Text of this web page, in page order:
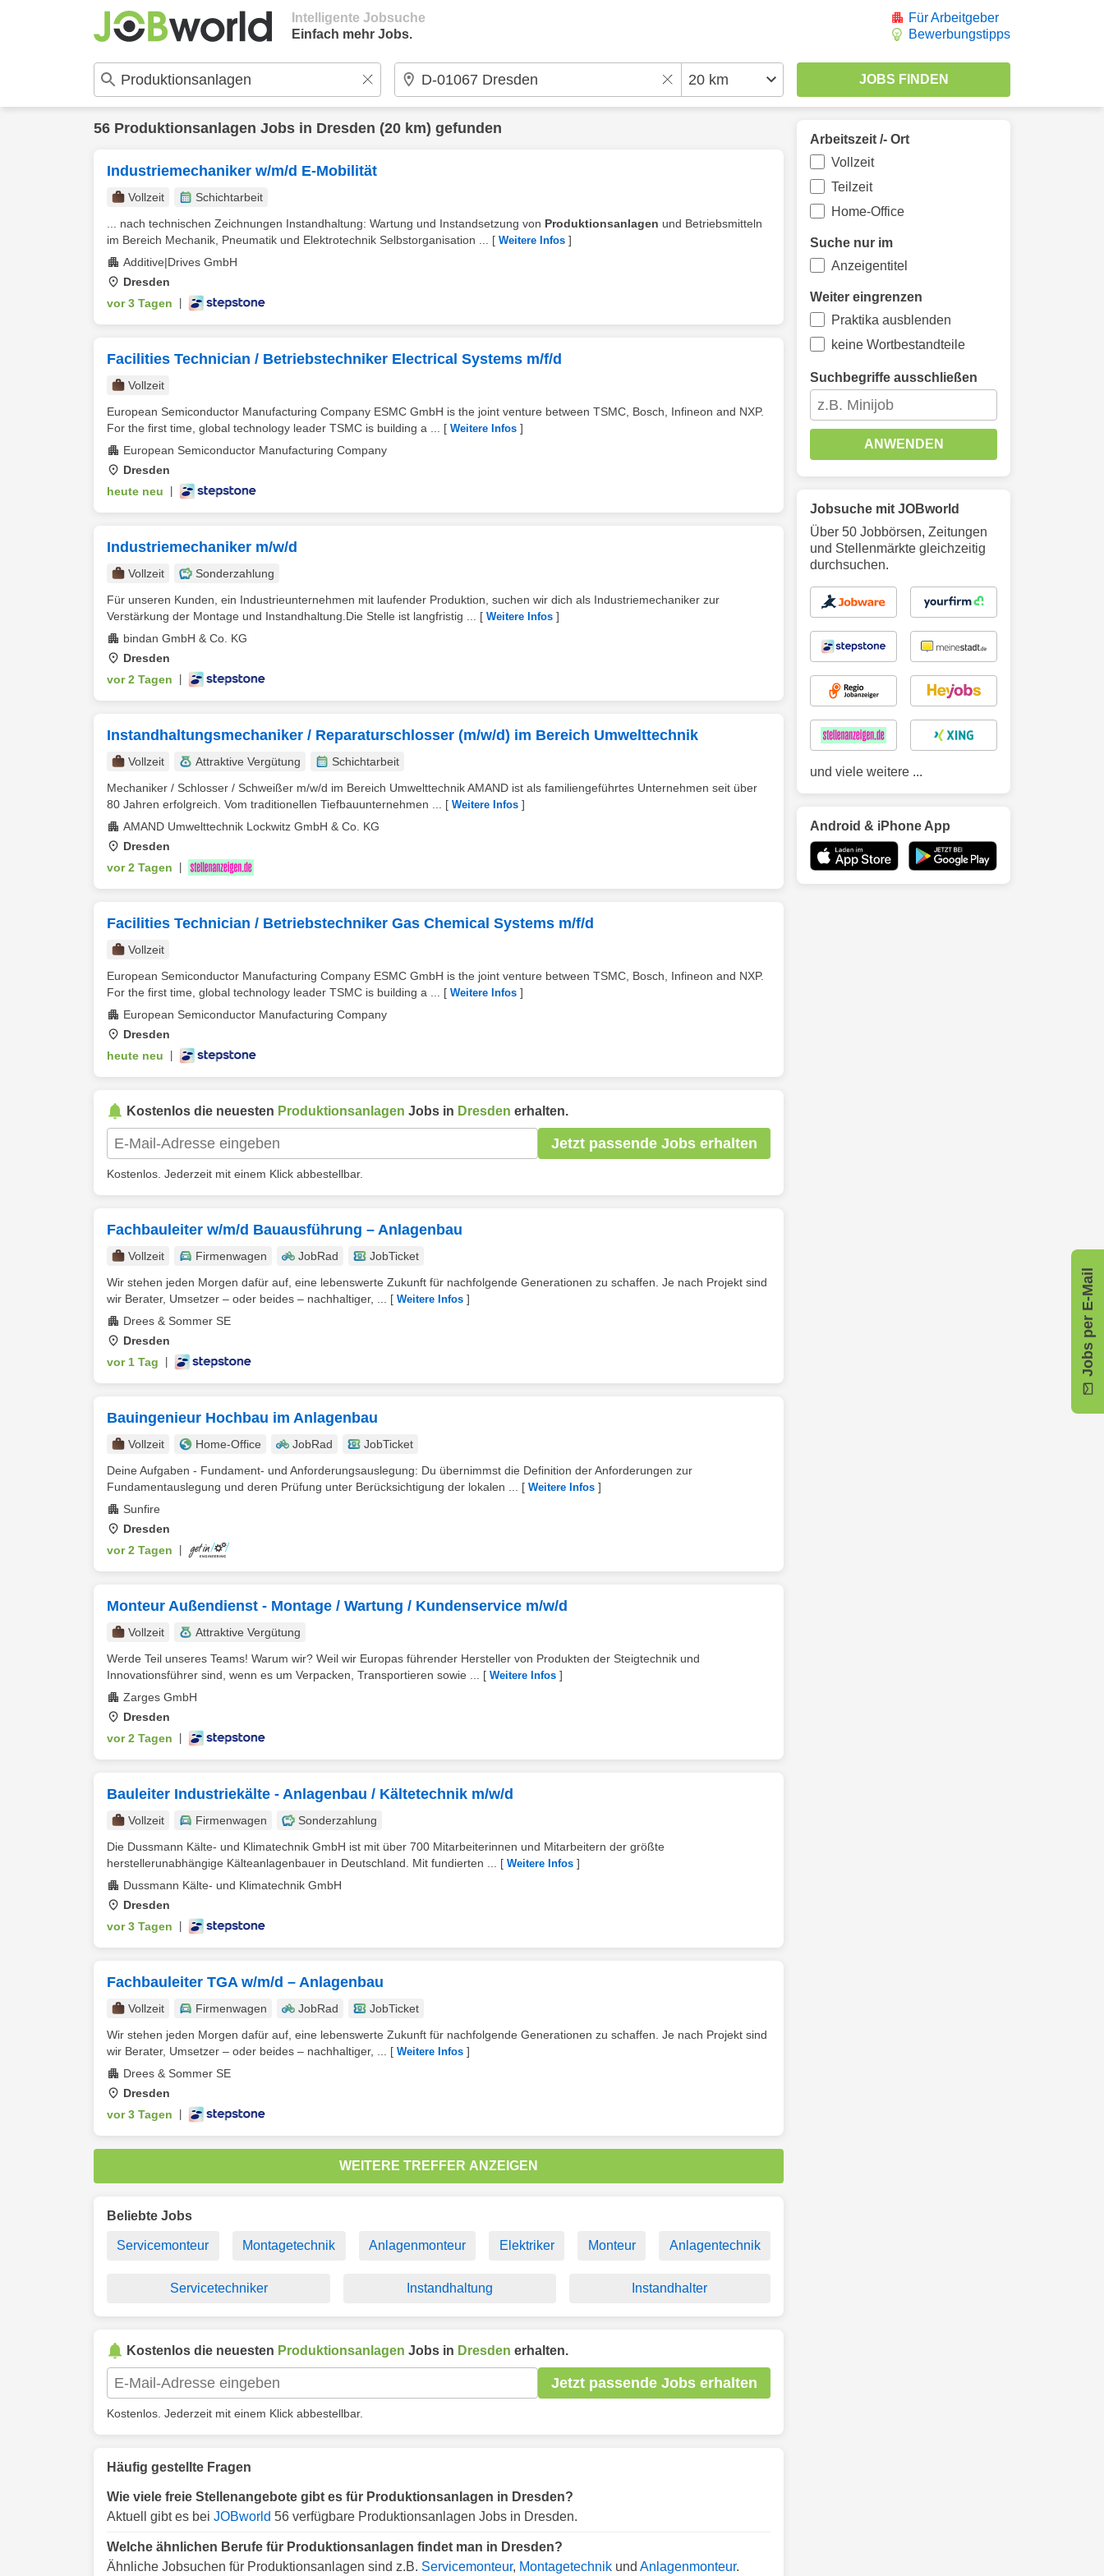
Intelligente Jobsuche
Einfach mehr Jobs.
Für Arbeitgeber
Bewerbungstipps
56 Produktionsanlagen Jobs in Dresden (20 km) gefunden
Industriemechaniker w/m/d E-Mobilität
Vollzeit
Schichtarbeit
... nach technischen Zeichnungen Instandhaltung: Wartung und Instandsetzung von Produktionsanlagen und Betriebsmitteln
im Bereich Mechanik, Pneumatik und Elektrotechnik Selbstorganisation ...
[ Weitere Infos ]
Additive|Drives GmbH
Dresden
vor 3 Tagen
Facilities Technician / Betriebstechniker Electrical Systems m/f/d
Vollzeit
European Semiconductor Manufacturing Company ESMC GmbH is the joint venture between TSMC, Bosch, Infineon and NXP.
For the first time, global technology leader TSMC is building a ...
[ Weitere Infos ]
European Semiconductor Manufacturing Company
Dresden
heute neu
Industriemechaniker m/w/d
Vollzeit
Sonderzahlung
Für unseren Kunden, ein Industrieunternehmen mit laufender Produktion, suchen wir dich als Industriemechaniker zur
Verstärkung der Montage und Instandhaltung.Die Stelle ist langfristig ...
[ Weitere Infos ]
bindan GmbH & Co. KG
Dresden
vor 2 Tagen
Instandhaltungsmechaniker / Reparaturschlosser (m/w/d) im Bereich Umwelttechnik
Vollzeit Attraktive Vergütung
Schichtarbeit
Mechaniker / Schlosser / Schweißer m/w/d im Bereich Umwelttechnik AMAND ist als familiengeführtes Unternehmen seit über
80 Jahren erfolgreich. Vom traditionellen Tiefbauunternehmen ...
[ Weitere Infos ]
AMAND Umwelttechnik Lockwitz GmbH & Co. KG
Dresden
vor 2 Tagen
Facilities Technician / Betriebstechniker Gas Chemical Systems m/f/d
Vollzeit
European Semiconductor Manufacturing Company ESMC GmbH is the joint venture between TSMC, Bosch, Infineon and NXP.
For the first time, global technology leader TSMC is building a ...
[ Weitere Infos ]
European Semiconductor Manufacturing Company
Dresden
heute neu
Kostenlos die neuesten Produktionsanlagen Jobs in Dresden erhalten.
Jetzt passende Jobs erhalten
Kostenlos. Jederzeit mit einem Klick abbestellbar.
Fachbauleiter w/m/d Bauausführung – Anlagenbau
Vollzeit Firmenwagen JobRad
JobTicket
Wir stehen jeden Morgen dafür auf, eine lebenswerte Zukunft für nachfolgende Generationen zu schaffen. Je nach Projekt sind
wir Berater, Umsetzer – oder beides – nachhaltiger, ...
[ Weitere Infos ]
Drees & Sommer SE
Dresden
vor 1 Tag
Bauingenieur Hochbau im Anlagenbau
Vollzeit Home-Office JobRad
JobTicket
Deine Aufgaben - Fundament- und Anforderungsauslegung: Du übernimmst die Definition der Anforderungen zur
Fundamentauslegung und deren Prüfung unter Berücksichtigung der lokalen ...
[ Weitere Infos ]
Sunfire
Dresden
vor 2 Tagen
Monteur Außendienst - Montage / Wartung / Kundenservice m/w/d
Vollzeit
Attraktive Vergütung
Werde Teil unseres Teams! Warum wir? Weil wir Europas führender Hersteller von Produkten der Steigtechnik und
Innovationsführer sind, wenn es um Verpacken, Transportieren sowie ...
[ Weitere Infos ]
Zarges GmbH
Dresden
vor 2 Tagen
Bauleiter Industriekälte - Anlagenbau / Kältetechnik m/w/d
Vollzeit Firmenwagen
Sonderzahlung
Die Dussmann Kälte- und Klimatechnik GmbH ist mit über 700 Mitarbeiterinnen und Mitarbeitern der größte
herstellerunabhängige Kälteanlagenbauer in Deutschland. Mit fundierten ...
[ Weitere Infos ]
Dussmann Kälte- und Klimatechnik GmbH
Dresden
vor 3 Tagen
Fachbauleiter TGA w/m/d – Anlagenbau
Vollzeit Firmenwagen JobRad
JobTicket
Wir stehen jeden Morgen dafür auf, eine lebenswerte Zukunft für nachfolgende Generationen zu schaffen. Je nach Projekt sind
wir Berater, Umsetzer – oder beides – nachhaltiger, ...
[ Weitere Infos ]
Drees & Sommer SE
Dresden
vor 3 Tagen
WEITERE TREFFER ANZEIGEN
Beliebte Jobs
Servicemonteur Montagetechnik Anlagenmonteur Elektriker Monteur Anlagentechnik
Servicetechniker Instandhaltung Instandhalter
Kostenlos die neuesten Produktionsanlagen Jobs in Dresden erhalten.
Jetzt passende Jobs erhalten
Kostenlos. Jederzeit mit einem Klick abbestellbar.
Häufig gestellte Fragen
Wie viele freie Stellenangebote gibt es für Produktionsanlagen in Dresden?
Aktuell gibt es bei JOBworld 56 verfügbare Produktionsanlagen Jobs in Dresden.
Welche ähnlichen Berufe für Produktionsanlagen findet man in Dresden?
Ähnliche Jobsuchen für Produktionsanlagen sind z.B. Servicemonteur, Montagetechnik und Anlagenmonteur.
Jobs per E-Mail
Arbeitszeit /- Ort
Vollzeit
Teilzeit
Home-Office
Suche nur im
Anzeigentitel
Weiter eingrenzen
Praktika ausblenden
keine Wortbestandteile
Suchbegriffe ausschließen
ANWENDEN
Jobsuche mit JOBworld
Über 50 Jobbörsen, Zeitungen
und Stellenmärkte gleichzeitig
durchsuchen.
und viele weitere ...
Android & iPhone App